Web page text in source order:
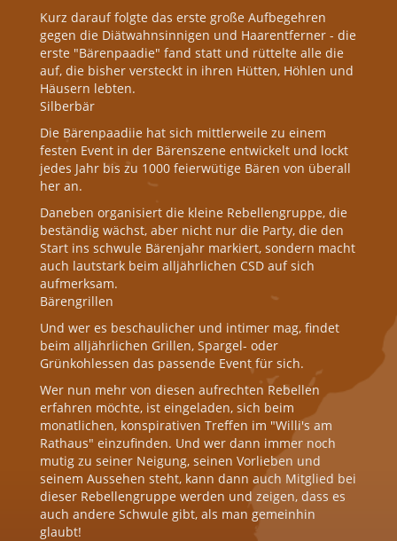
Kurz darauf folgte das erste große Aufbegehren
gegen die Diätwahnsinnigen und Haarentferner - die
erste "Bärenpaadie" fand statt und rüttelte alle die
auf, die bisher versteckt in ihren Hütten, Höhlen und
Häusern lebten.
Silberbär
Die Bärenpaadiie hat sich mittlerweile zu einem
festen Event in der Bärenszene entwickelt und lockt
jedes Jahr bis zu 1000 feierwütige Bären von überall
her an.
Daneben organisiert die kleine Rebellengruppe, die
beständig wächst, aber nicht nur die Party, die den
Start ins schwule Bärenjahr markiert, sondern macht
auch lautstark beim alljährlichen CSD auf sich
aufmerksam.
Bärengrillen
Und wer es beschaulicher und intimer mag, findet
beim alljährlichen Grillen, Spargel- oder
Grünkohlessen das passende Event für sich.
Wer nun mehr von diesen aufrechten Rebellen
erfahren möchte, ist eingeladen, sich beim
monatlichen, konspirativen Treffen im "Willi's am
Rathaus" einzufinden. Und wer dann immer noch
mutig zu seiner Neigung, seinen Vorlieben und
seinem Aussehen steht, kann dann auch Mitglied bei
dieser Rebellengruppe werden und zeigen, dass es
auch andere Schwule gibt, als man gemeinhin
glaubt!